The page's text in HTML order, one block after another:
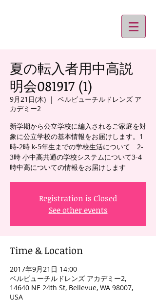
夏の転入者用中高説
明会081917 (1)
9月21日(木)
  |
ベルビューチルドレンズ ア
カデミー2
新学期から公立学校に編入されるご家庭を対
象に公立学校の基本情報をお届けします。1
時-2時 k-5年生までの学校生活について 2-
3時 小中高共通の学校システムについて3-4
時中高についての情報をお届けします
Registration is Closed
See other events
Time & Location
2017年9月21日 14:00
ベルビューチルドレンズ アカデミー2,
14640 NE 24th St, Bellevue, WA 98007,
USA